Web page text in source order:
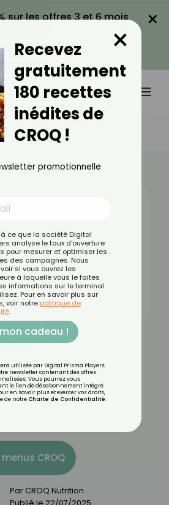
sur les offres 3 et 6 mois
LA PROMO
×
Nutritionnelles Et Recettes
bienfaits,
et
menus CROQ
Par CROQ Nutrition
Publié le 22/07/2025
Recevez
gratuitement
180 recettes
inédites de
CROQ !
×
promotionnelle
ce que la société Digital
analyse le taux d'ouverture
pour mesurer et optimiser les
des campagnes. Nous
si vous ouvrez les
à laquelle vous le faites
informations sur le terminal
Pour en savoir plus sur
voir notre politique de
.
cadeau !
utilisée par Digital Prisma Players
newsletter contenant des offres
Vous pourrez vous
le lien de désabonnement intégré
en savoir plus et exercer vos droits,
de notre Charte de Confidentialité.